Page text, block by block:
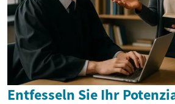
Entfesseln Sie Ihr